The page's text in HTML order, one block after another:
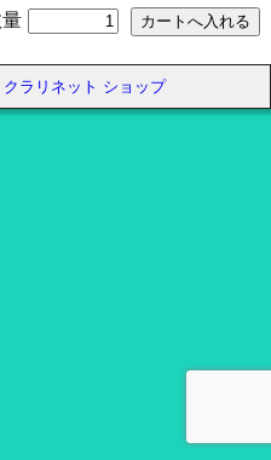
ラリネット ショップ